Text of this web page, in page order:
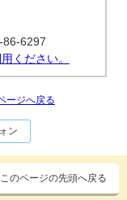
6297
ください。
ージへ戻る
ン
このページの先頭へ戻る